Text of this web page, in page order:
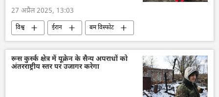
27 अप्रैल 2025, 13:03
विश्व ईरान बम विस्फोट
रूस कुर्स्क क्षेत्र में यूक्रेन के सैन्य अपराधों को
अंतरराष्ट्रीय स्तर पर उजागर करेगा